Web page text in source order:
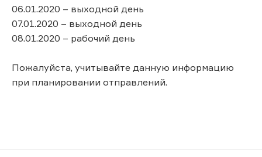
06.01.2020 – выходной день
07.01.2020 – выходной день
08.01.2020 – рабочий день
Пожалуйста, учитывайте данную информацию
при планировании отправлений.